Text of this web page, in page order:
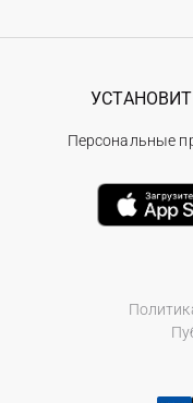
Персональные